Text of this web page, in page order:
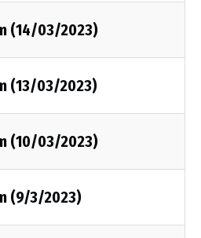
(14/03/2023)
(13/03/2023)
(10/03/2023)
(9/3/2023)